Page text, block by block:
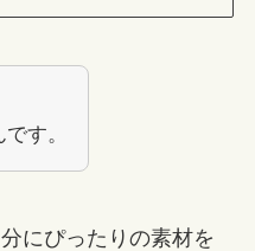
す。
にぴったりの素材を